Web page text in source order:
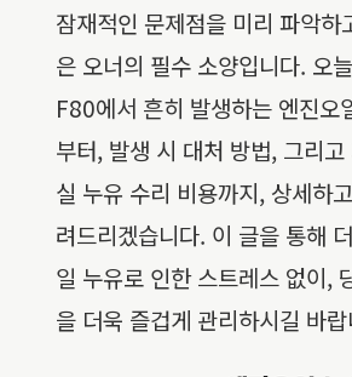
잠재적인 문제점을 미리 파악하
은 오너의 필수 소양입니다. 오
F80에서 흔히 발생하는 엔진오
부터, 발생 시 대처 방법, 그리
실 누유 수리 비용까지, 상세하
려드리겠습니다. 이 글을 통해
일 누유로 인한 스트레스 없이,
을 더욱 즐겁게 관리하시길 바